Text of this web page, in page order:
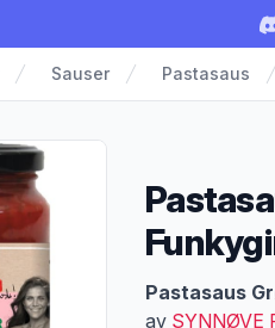
Sauser Pastasaus
Pastasaus
av SYNNØVE